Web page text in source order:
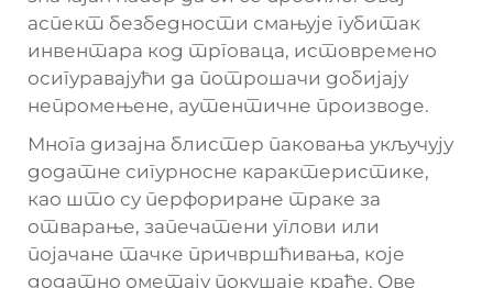
аспект безбедности смањује губитак
инвентара код трговаца, истовремено
осигуравајући да потрошачи добијају
непромењене, аутентичне производе.
Многа дизајна блистер паковања укључују
додатне сигурносне карактеристике,
као што су перфориране траке за
отварање, запечатени углови или
појачане тачке причвршћивања, које
додатно ометају покушаје крађе. Ове